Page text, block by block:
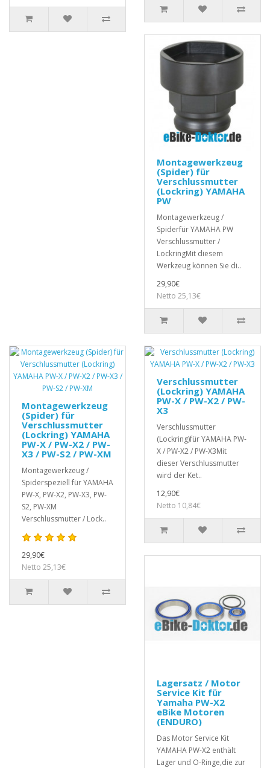
Montagewerkzeug
(Spider) für
Verschlussmutter
(Lockring) YAMAHA
PW
Montagewerkzeug /
Spiderfür YAMAHA PW
Verschlussmutter /
LockringMit diesem
Werkzeug können Sie di..
29,90€
Netto 25,13€
Montagewerkzeug
(Spider) für
Verschlussmutter
(Lockring) YAMAHA
PW-X / PW-X2 / PW-
X3 / PW-S2 / PW-XM
Montagewerkzeug /
Spiderspeziell für YAMAHA
PW-X, PW-X2, PW-X3, PW-
S2, PW-XM
Verschlussmutter / Lock..
29,90€
Netto 25,13€
Verschlussmutter
(Lockring) YAMAHA
PW-X / PW-X2 / PW-
X3
Verschlussmutter
(Lockring)für YAMAHA PW-
X / PW-X2 / PW-X3Mit
dieser Verschlussmutter
wird der Ket..
12,90€
Netto 10,84€
Lagersatz / Motor
Service Kit für
Yamaha PW-X2
eBike Motoren
(ENDURO)
Das Motor Service Kit
YAMAHA PW-X2 enthält
Lager und O-Ringe,die zur